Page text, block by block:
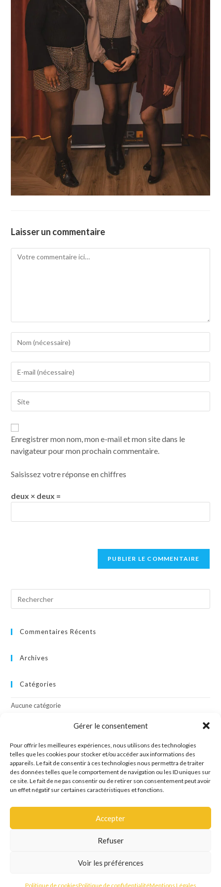
Gérer le consentement
Pour offrir les meilleures expériences, nous utilisons des technologies
telles que les cookies pour stocker et/ou accéder aux informations des
appareils. Le fait de consentir à ces technologies nous permettra de traiter
des données telles que le comportement de navigation ou les ID uniques sur
ce site. Le fait de ne pas consentir ou de retirer son consentement peut avoir
un effet négatif sur certaines caractéristiques et fonctions.
Accepter
Refuser
Voir les préférences
Politique de cookiesPolitique de confidentialitéMentions Légales
Laisser un commentaire
Enregistrer mon nom, mon e-mail et mon site dans le
navigateur pour mon prochain commentaire.
Saisissez votre réponse en chiffres
deux × deux =
Commentaires Récents
Archives
Catégories
Aucune catégorie
Connexion
Flux des publications
Flux des commentaires
Site de WordPress-FR
Site créé par l'agence de communication OCTAVE
Mentions Légales Politique de confidentialité
Politique de cookies